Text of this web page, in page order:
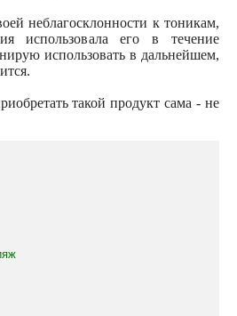
неблагосклонности к тоникам,
использовала его в течение
использовать в дальнейшем,
такой продукт сама - не